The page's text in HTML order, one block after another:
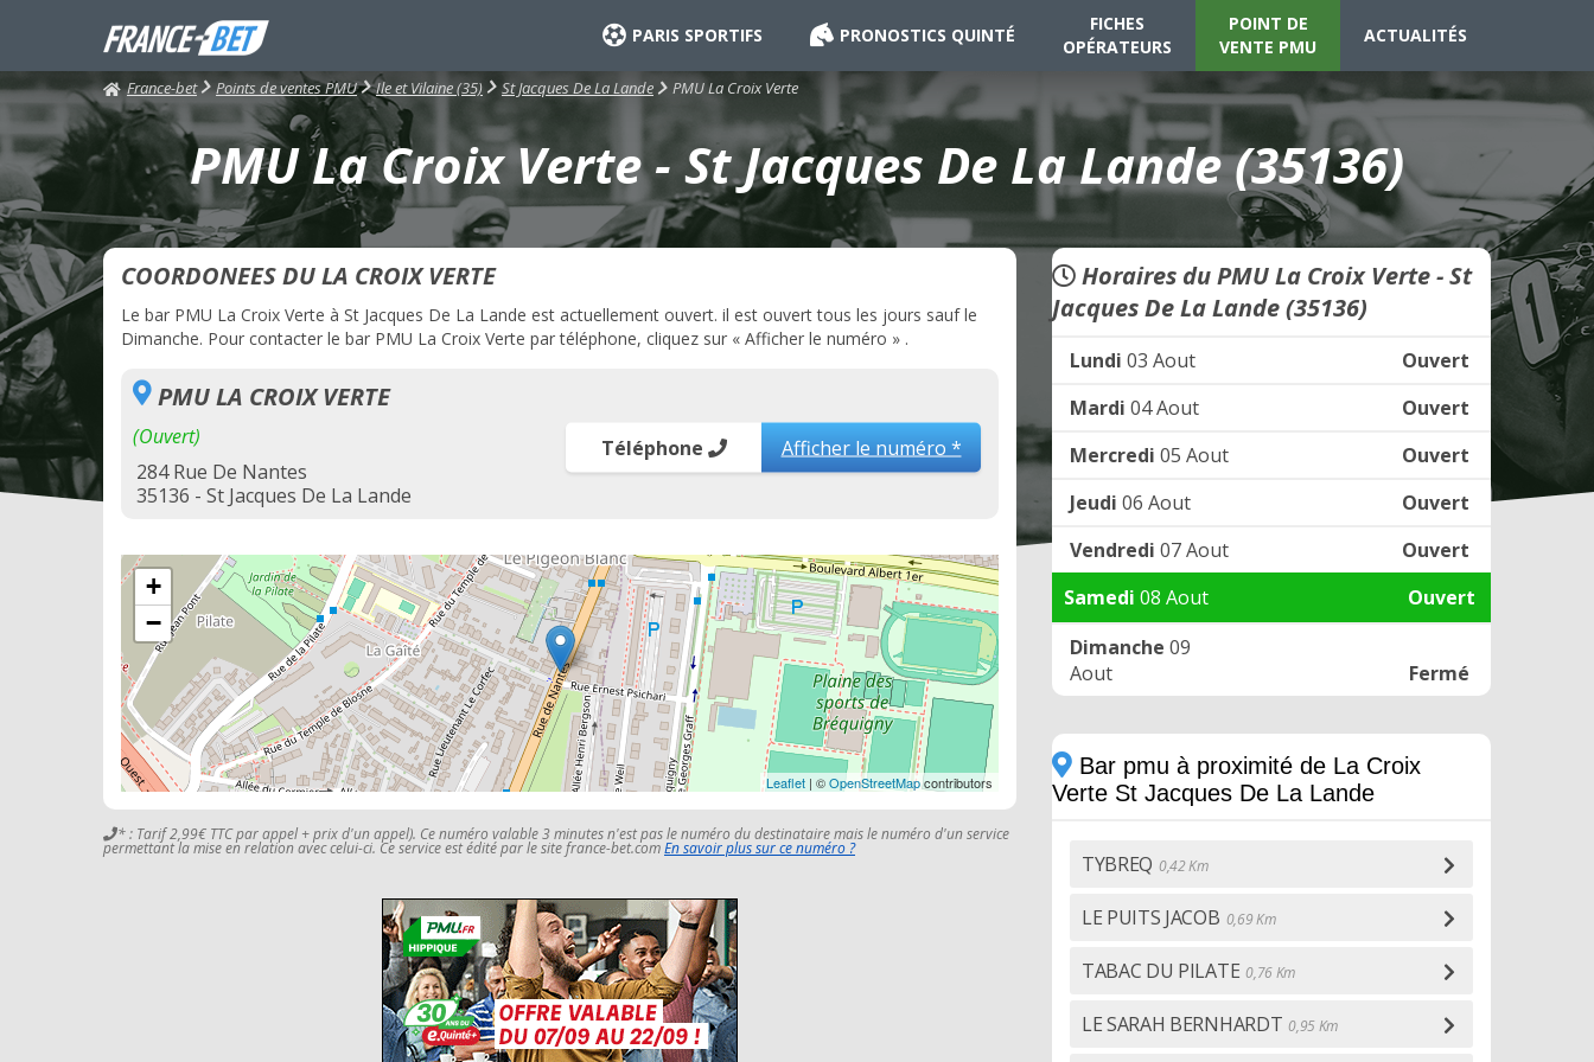
PARIS SPORTIFS PRONOSTICS QUINTÉ
FICHES
OPÉRATEURS
POINT DE
VENTE PMU
ACTUALITÉS
France-bet Points de ventes PMU Ile et Vilaine (35) St Jacques De La Lande PMU La Croix Verte
PMU La Croix Verte - St Jacques De La Lande (35136)
COORDONEES DU LA CROIX VERTE
Le bar PMU La Croix Verte à St Jacques De La Lande est actuellement ouvert. il est ouvert tous les jours sauf le
Dimanche. Pour contacter le bar PMU La Croix Verte par téléphone, cliquez sur « Afficher le numéro » .
PMU LA CROIX VERTE
(Ouvert)
284 Rue De Nantes
35136 - St Jacques De La Lande
Téléphone Afficher le numéro *
+
−
Leaflet | ©OpenStreetMapcontributors
* : Tarif 2,99€ TTC par appel + prix d'un appel). Ce numéro valable 3 minutes n'est pas le numéro du destinataire mais le numéro d'un service
permettant la mise en relation avec celui-ci. Ce service est édité par le site france-bet.comEn savoir plus sur ce numéro ?
Horaires du PMU La Croix Verte - St
Jacques De La Lande (35136)
Lundi 03 Aout
Ouvert
Mardi 04 Aout
Ouvert
Mercredi 05 Aout
Ouvert
Jeudi 06 Aout
Ouvert
Vendredi 07 Aout
Ouvert
Samedi 08 Aout
Ouvert
Dimanche 09
Aout
Fermé
Bar pmu à proximité de La Croix
Verte St Jacques De La Lande
TYBREQ 0,42 Km
LE PUITS JACOB 0,69 Km
TABAC DU PILATE 0,76 Km
LE SARAH BERNHARDT 0,95 Km